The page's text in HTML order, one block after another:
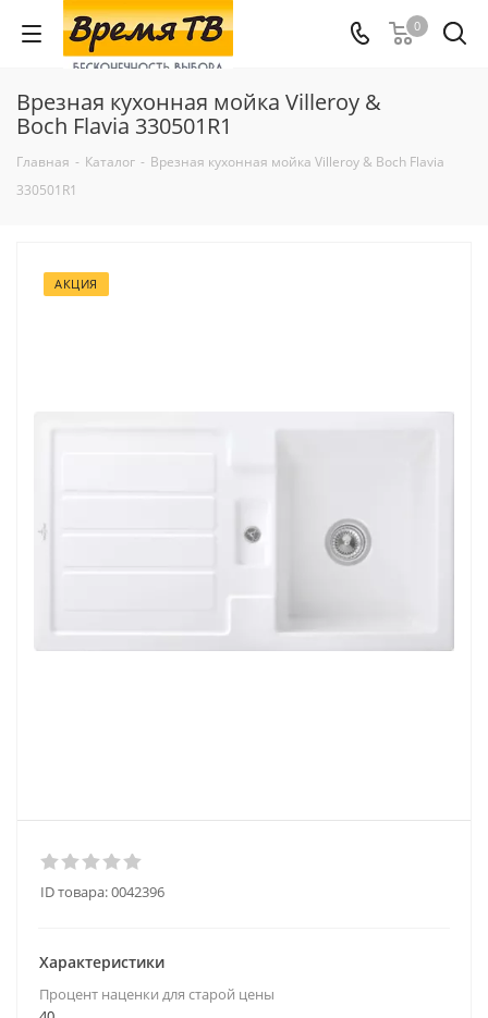
0
Врезная кухонная мойка Villeroy &
Boch Flavia 330501R1
Главная - Каталог - Врезная кухонная мойка Villeroy & Boch Flavia
330501R1
АКЦИЯ
ID товара:0042396
Характеристики
Процент наценки для старой цены